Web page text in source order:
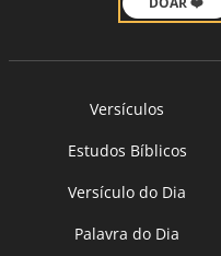
Versículos
Estudos Bíblicos
Versículo do Dia
Palavra do Dia